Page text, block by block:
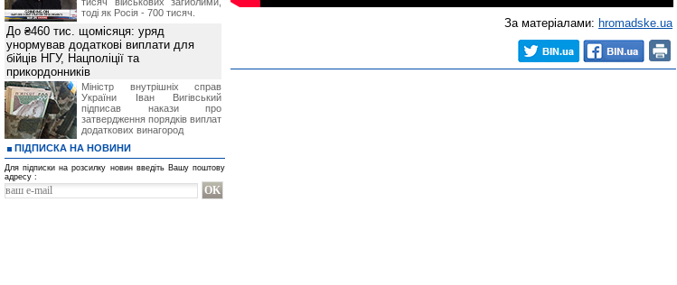
За матеріалами: hromadske.ua
тоді як Росія - 700 тисяч.
До ₴460 тис. щомісяця: уряд
унормував додаткові виплати для
бійців НГУ, Нацполіції та
прикордонників
Міністр внутрішніх справ
України Іван Вигівський
підписав накази про
затвердження порядків виплат
додаткових винагород
ПІДПИСКА НА НОВИНИ
Для підписки на розсилку новин введіть Вашу поштову
адресу :